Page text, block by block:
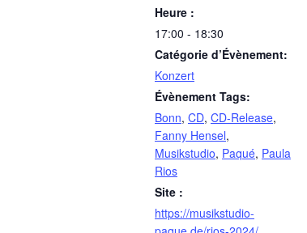
Heure :
17:00 - 18:30
Catégorie d’Évènement:
Konzert
Évènement Tags:
Bonn, CD, CD-Release,
Fanny Hensel,
Musikstudio, Paqué, Paula
Rios
Site :
https://musikstudio-